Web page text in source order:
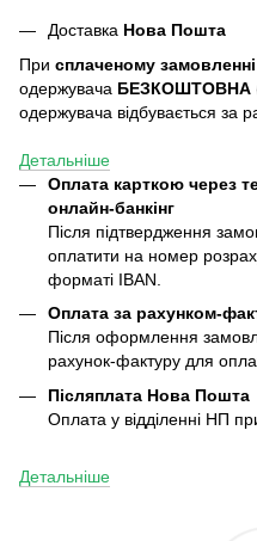
Доставка Нова Пошта
При сплаченому
одержувача БЕЗКОШТОВНА
одержувача відбувається за
Детальніше
Оплата карткою через
онлайн-банкінг
Після підтвердження
оплатити на номер
форматі IBAN.
Оплата за рахунком-
Після оформлення
рахунок-фактуру для
Післяплата Нова Пошта
Оплата у відділенні НП
Детальніше